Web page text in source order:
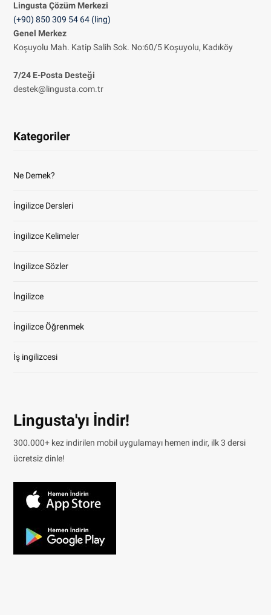
Lingusta Çözüm Merkezi
(+90) 850 309 54 64 (ling)
Genel Merkez
Koşuyolu Mah. Katip Salih Sok. No:60/5 Koşuyolu, Kadıköy
7/24 E-Posta Desteği
destek@lingusta.com.tr
Kategoriler
Ne Demek?
İngilizce Dersleri
İngilizce Kelimeler
İngilizce Sözler
İngilizce
İngilizce Öğrenmek
İş ingilizcesi
Lingusta'yı İndir!
300.000+ kez indirilen mobil uygulamayı hemen indir, ilk 3 dersi
ücretsiz dinle!